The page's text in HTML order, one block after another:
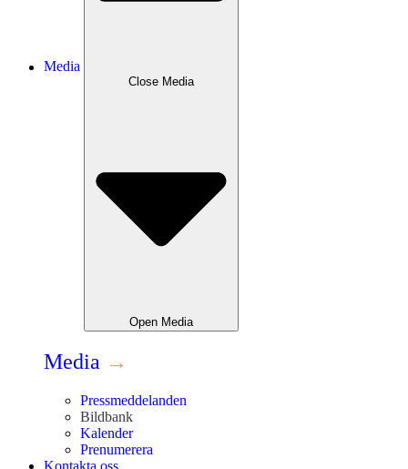
Media
Close Media
Open Media
Media →
Pressmeddelanden
Bildbank
Kalender
Prenumerera
Kontakta oss